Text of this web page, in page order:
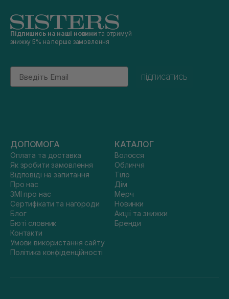
Підпишись на наші новини та отримуй
знижку 5% на перше замовлення
Email
підписатись
ДОПОМОГА
Оплата та доставка
Як зробити замовлення
Відповіді на запитання
Про нас
ЗМІ про нас
Сертифікати та нагороди
Блог
Бюті словник
Контакти
Умови використання сайту
Політика конфіденційності
КАТАЛОГ
Волосся
Обличчя
Тіло
Дім
Мерч
Новинки
Акції та знижки
Бренди